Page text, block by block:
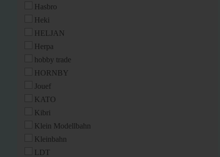
Hasbro
Heki
HELJAN
Herpa
hobby trade
HORNBY
Jouef
KATO
Kibri
Klein Modellbahn
Kleinbahn
LDT